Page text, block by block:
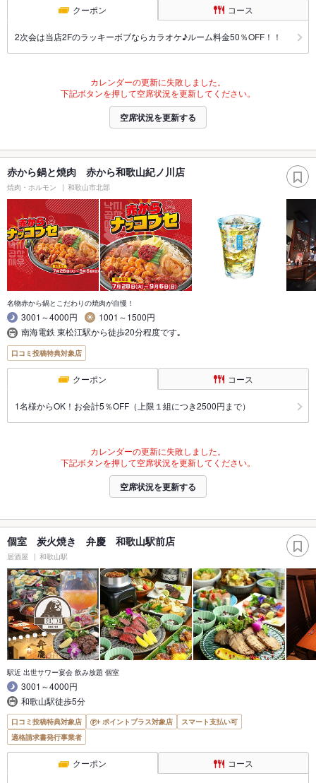
クーポン コース
2次会は当店2Fのラッキーボブならカラオケ♪ルーム料金50％OFF！！
カレンダーの更新に失敗しました。
下記ボタンを押して空席状況を更新してください。
空席状況を更新する
赤から鍋と焼肉 赤から和歌山紀ノ川店
焼肉・ホルモン 和歌山市北部
名物赤から鍋とこだわりの焼肉が自慢！
3001～4000円
1001～1500円
南海電鉄 東松江駅から徒歩20分程度です｡
口コミ投稿特典対象店
クーポン コース
1名様からOK！お会計5％OFF（上限１組につき2500円まで）
カレンダーの更新に失敗しました。
下記ボタンを押して空席状況を更新してください。
空席状況を更新する
個室 炭火焼き 弁慶 和歌山駅前店
居酒屋 和歌山駅
駅近 出世サワー宴会 飲み放題 個室
3001～4000円
和歌山駅徒歩5分
口コミ投稿特典対象店 ポイントプラス対象店
スマート支払い可
適格請求書発行事業者
クーポン コース